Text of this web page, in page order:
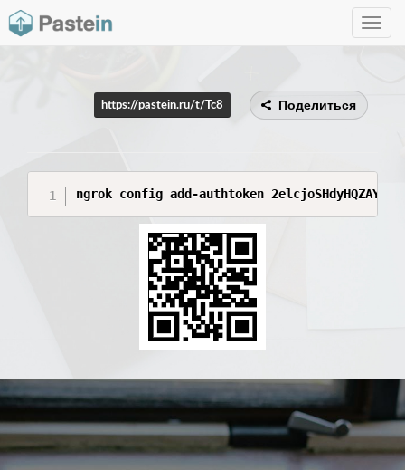
Toggle
https://pastein.ru/t/Tc8 Поделиться
ngrok config add-authtoken